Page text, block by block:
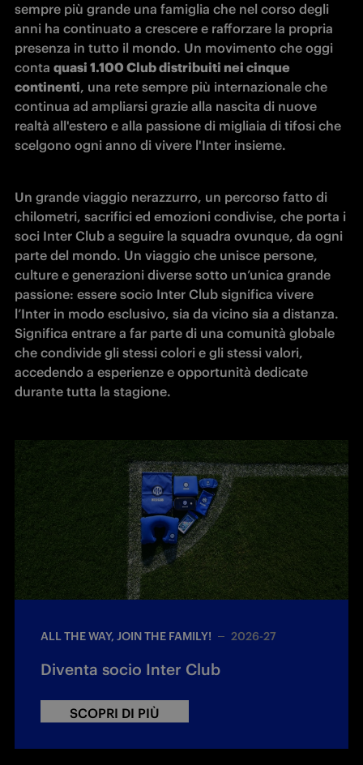
sempre più grande una famiglia che nel corso degli
anni ha continuato a crescere e rafforzare la propria
presenza in tutto il mondo. Un movimento che oggi
conta quasi 1.100 Club distribuiti nei cinque
continenti, una rete sempre più internazionale che
continua ad ampliarsi grazie alla nascita di nuove
realtà all'estero e alla passione di migliaia di tifosi che
scelgono ogni anno di vivere l'Inter insieme.
Un grande viaggio nerazzurro, un percorso fatto di
chilometri, sacrifici ed emozioni condivise, che porta i
soci Inter Club a seguire la squadra ovunque, da ogni
parte del mondo. Un viaggio che unisce persone,
culture e generazioni diverse sotto un’unica grande
passione: essere socio Inter Club significa vivere
l’Inter in modo esclusivo, sia da vicino sia a distanza.
Significa entrare a far parte di una comunità globale
che condivide gli stessi colori e gli stessi valori,
accedendo a esperienze e opportunità dedicate
durante tutta la stagione.
ALL THE WAY, JOIN THE FAMILY! 2026-27
Diventa socio Inter Club
SCOPRI DI PIÙ